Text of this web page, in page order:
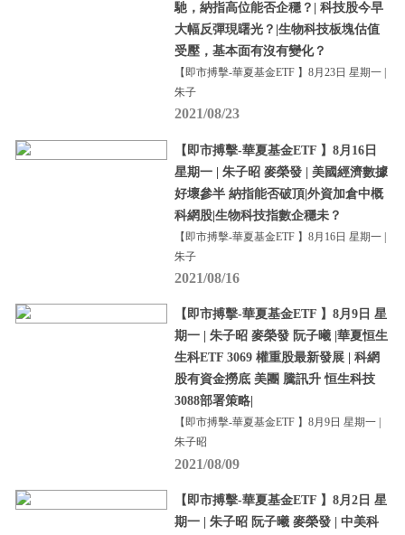
馳，納指高位能否企穩？| 科技股今早
大幅反彈現曙光？|生物科技板塊估值
受壓，基本面有沒有變化？
【即市搏擊-華夏基金ETF 】8月23日 星期一 |
朱子
2021/08/23
【即市搏擊-華夏基金ETF 】8月16日
星期一 | 朱子昭 麥榮發 | 美國經濟數據
好壞參半 納指能否破頂|外資加倉中概
科網股|生物科技指數企穩未？
【即市搏擊-華夏基金ETF 】8月16日 星期一 |
朱子
2021/08/16
【即市搏擊-華夏基金ETF 】8月9日 星
期一 | 朱子昭 麥榮發 阮子曦 |華夏恒生
生科ETF 3069 權重股最新發展 | 科網
股有資金撈底 美團 騰訊升 恒生科技
3088部署策略|
【即市搏擊-華夏基金ETF 】8月9日 星期一 |
朱子昭
2021/08/09
【即市搏擊-華夏基金ETF 】8月2日 星
期一 | 朱子昭 阮子曦 麥榮發 | 中美科